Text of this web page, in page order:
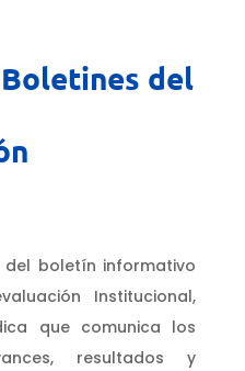
del
boletín informativo
Institucional,
que comunica los
resultados y